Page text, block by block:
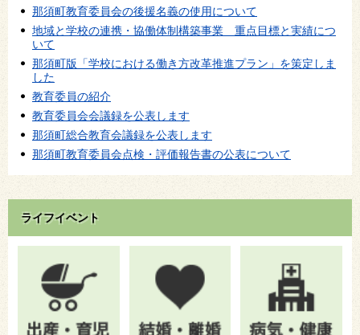
那須町教育委員会の後援名義の使用について
地域と学校の連携・協働体制構築事業 重点目標と実績につ
いて
那須町版「学校における働き方改革推進プラン」を策定しま
した
教育委員の紹介
教育委員会会議録を公表します
那須町総合教育会議録を公表します
那須町教育委員会点検・評価報告書の公表について
ライフイベント